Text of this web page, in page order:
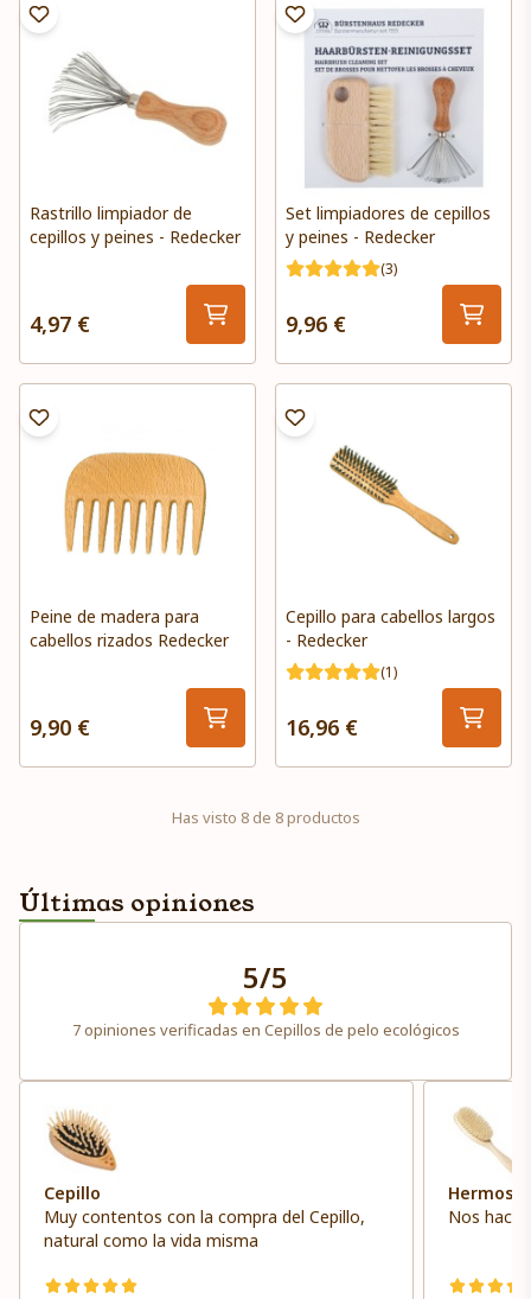
Rastrillo limpiador de
cepillos y peines - Redecker
4,97 €
Set limpiadores de cepillos
y peines - Redecker
(3)
9,96 €
Peine de madera para
cabellos rizados Redecker
9,90 €
Cepillo para cabellos largos
- Redecker
(1)
16,96 €
Has visto 8 de 8 productos
Últimas opiniones
5/5
7 opiniones verificadas en Cepillos de pelo ecológicos
Cepillo
Muy contentos con la compra del Cepillo,
natural como la vida misma
Hermoso
Nos hacía